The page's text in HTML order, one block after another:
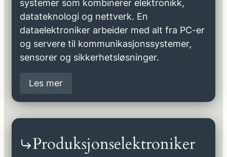
systemer som kombinerer elektronikk,
datateknologi og nettverk. En
dataelektroniker arbeider med alt fra PC-er
og servere til kommunikasjonssystemer,
sensorer og sikkerhetsløsninger.
Les mer
Produksjonselektroniker